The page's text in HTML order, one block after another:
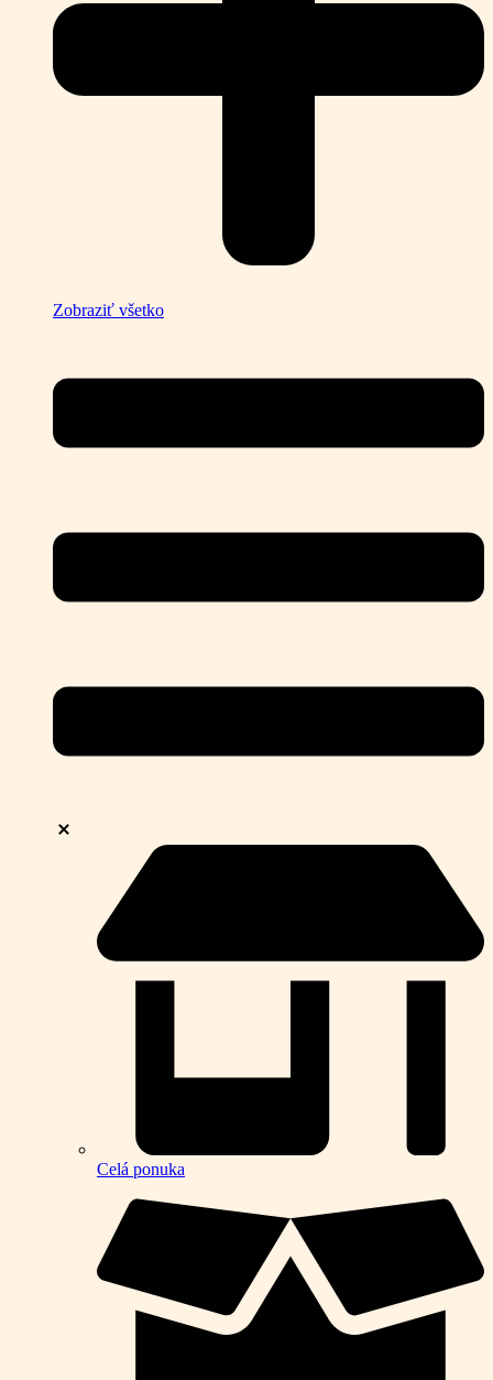
Zobraziť všetko
Celá ponuka